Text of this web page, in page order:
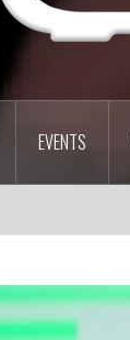
EVENTS